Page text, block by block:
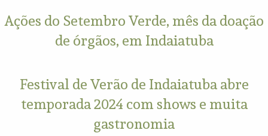
Ações do Setembro Verde, mês da doação
de órgãos, em Indaiatuba
Festival de Verão de Indaiatuba abre
temporada 2024 com shows e muita
gastronomia